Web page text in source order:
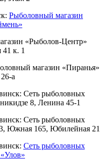
Рыболовный магазин
«Рыболов-Центр»
к. 1
магазин «Пиранья»
а
Сеть рыболовных
8, Ленина 45-1
Сеть рыболовных
Южная 165, Юбилейная 21
Сеть рыболовных